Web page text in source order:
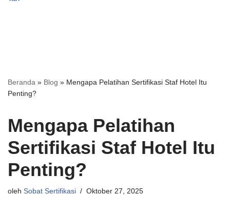
Beranda » Blog » Mengapa Pelatihan Sertifikasi Staf Hotel Itu
Penting?
Mengapa Pelatihan
Sertifikasi Staf Hotel Itu
Penting?
oleh Sobat Sertifikasi Oktober 27, 2025